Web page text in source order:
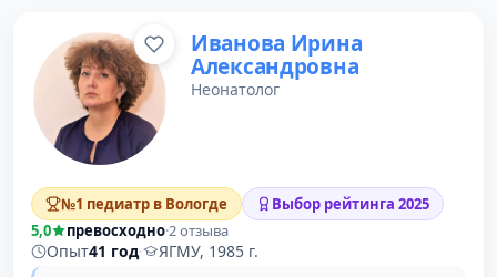
Иванова Ирина
Александровна
Неонатолог
№1 педиатр в Вологде
Выбор рейтинга 2025
5,0
превосходно·2 отзыва
Опыт41 год·
ЯГМУ, 1985 г.